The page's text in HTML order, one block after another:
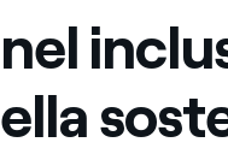
la creazione di valore
i nostri fornitori